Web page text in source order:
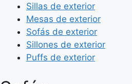
Sillas de exterior
Mesas de exterior
Sofás de exterior
Sillones de exterior
Puffs de exterior